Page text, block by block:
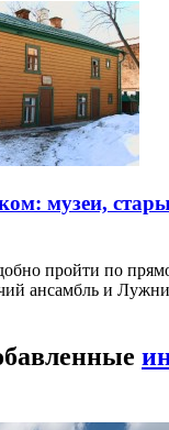
музеи,
пройти по
ансамбль и